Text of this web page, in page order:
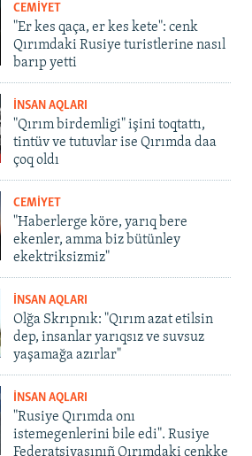
CEMİYET
"Er kes qaça, er kes kete": cenk
Qırımdaki Rusiye turistlerine nasıl
barıp yetti
İNSAN AQLARI
"Qırım birdemligi" işini toqtattı,
tintüv ve tutuvlar ise Qırımda daa
çoq oldı
CEMİYET
"Haberlerge köre, yarıq bere
ekenler, amma biz bütünley
ekektriksizmiz"
İNSAN AQLARI
Olğa Skrıpnık: "Qırım azat etilsin
dep, insanlar yarıqsız ve suvsuz
yaşamağa azırlar"
İNSAN AQLARI
"Rusiye Qırımda onı
istemegenlerini bile edi". Rusiye
Federatsiyasınıñ Qırımdaki cenkke